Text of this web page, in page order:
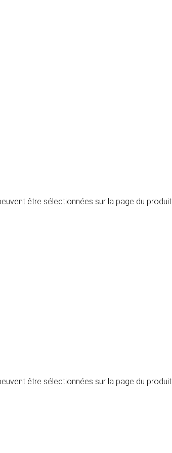
être sélectionnées sur la page du produit
être sélectionnées sur la page du produit